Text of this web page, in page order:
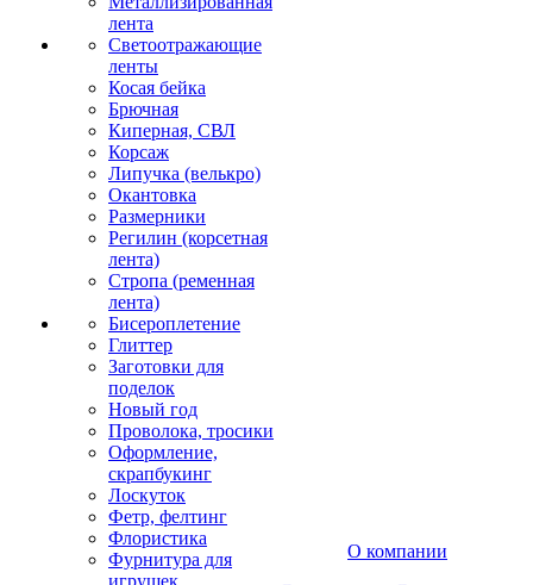
лента
Светоотражающие
ленты
Косая бейка
Брючная
Киперная, СВЛ
Корсаж
Липучка (велькро)
Окантовка
Размерники
Регилин (корсетная
лента)
Стропа (ременная
лента)
Бисероплетение
Глиттер
Заготовки для
поделок
Новый год
Проволока, тросики
Оформление,
скрапбукинг
Лоскуток
Фетр, фелтинг
Флористика
Фурнитура для
игрушек
О компании